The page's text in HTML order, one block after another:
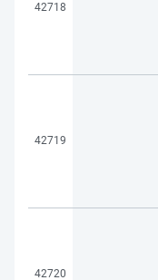
42718
42719
42720